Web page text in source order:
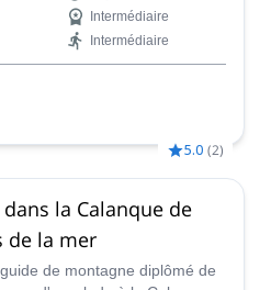
et une grande variété de
Intermédiaire
Intermédiaire
5.0 (2)
la Calanque de
de la mer
de montagne diplômé de